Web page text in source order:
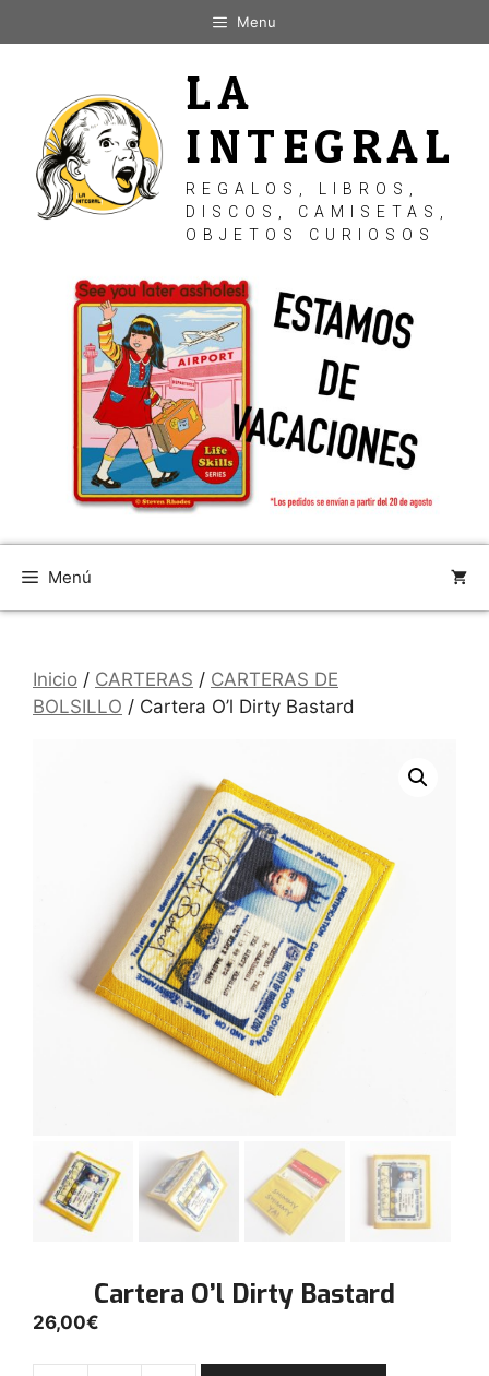
al
Menu
LA
INTEGRAL
REGALOS, LIBROS,
DISCOS, CAMISETAS,
OBJETOS CURIOSOS
Menú
Inicio / CARTERAS / CARTERAS DE
BOLSILLO / Cartera O’l Dirty Bastard
Cartera O’l Dirty Bastard
26,00€